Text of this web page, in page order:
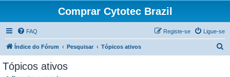
Comprar Cytotec Brazil
FAQ Ligue-se
Registe-se
Índice do Fórum Pesquisar Tópicos ativos
Tópicos ativos